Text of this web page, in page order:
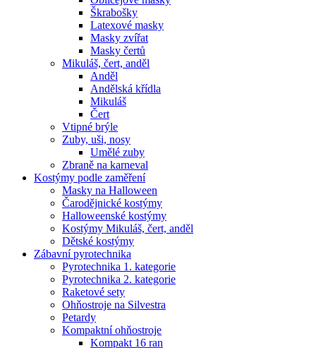
Škrabošky
Latexové masky
Masky zvířat
Masky čertů
Mikuláš, čert, anděl
Anděl
Andělská křídla
Mikuláš
Čert
Vtipné brýle
Zuby, uši, nosy
Umělé zuby
Zbraně na karneval
Kostýmy podle zaměření
Masky na Halloween
Čarodějnické kostýmy
Halloweenské kostýmy
Kostýmy Mikuláš, čert, anděl
Dětské kostýmy
Zábavní pyrotechnika
Pyrotechnika 1. kategorie
Pyrotechnika 2. kategorie
Raketové sety
Ohňostroje na Silvestra
Petardy
Kompaktní ohňostroje
Kompakt 16 ran